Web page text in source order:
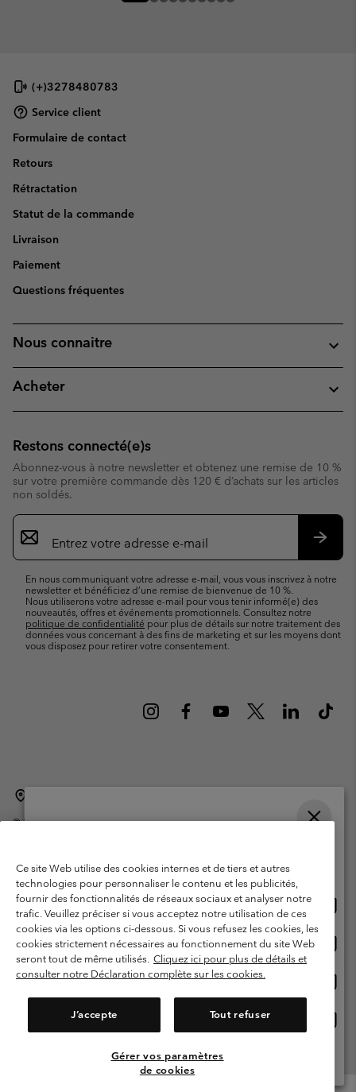
(+)3278480783
Service client
Formulaire de contact
Retours
Rétractation
Statut de la commande
Livraison
Paiement
Questions fréquentes
Nous connaitre
Acheter
Restons connecté(e)s
Abonnez-vous à notre newsletter et obtenez une remise de 10 %
sur votre première commande dès 120 € d’achats sur les articles
non soldés.
Inscription
par
e-
En nous communiquant votre adresse e-mail, vous vous inscrivez à notre
newsletter et bénéficiez d’une remise de bienvenue de 10 %.
Nous utiliserons votre adresse e-mail pour vous tenir informé(e) des
nouveautés, offres et événements promotionnels. Consultez notre
politique de confidentialité pour plus de détails sur notre traitement des
données vous concernant à des fins de marketing et sur les moyens dont
vous disposez pour retirer votre consentement.
©2026Columbia Sportswear International Sarl. Avenue des Morgines, 12
Garanties Légales
Politique de confidentialité
Conditions d'utilisation - Membres
Conditions D'utilisation - Contenu généré par l'utilisateur
Impressum
Cookies
Service client: Lun - sam de 9h à 13h et de 14h à 18h
Ce site Web utilise des cookies internes et de tiers et autres
technologies pour personnaliser le contenu et les publicités,
fournir des fonctionnalités de réseaux sociaux et analyser notre
trafic. Veuillez préciser si vous acceptez notre utilisation de ces
cookies via les options ci-dessous. Si vous refusez les cookies, les
cookies strictement nécessaires au fonctionnement du site Web
seront tout de même utilisés. Cliquez ici pour plus de détails et
consulter notre Déclaration complète sur les cookies.
J’accepte Tout refuser
Gérer vos paramètres
de cookies
Achats en ligne disponibles
United States
ligne
Belgium-English
ligne
Belgium-Français
ligne
Belgium-Dutch
Voir Tous Les Pays